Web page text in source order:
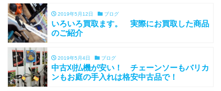
2019年5月12日 ブログ
いろいろ買取ます。 実際にお買取した商品
のご紹介
2019年5月4日 ブログ
中古刈払機が安い！ チェーンソーもバリカ
ンもお庭の手入れは格安中古品で！